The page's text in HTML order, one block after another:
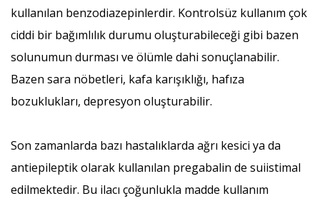
kullanılan benzodiazepinlerdir. Kontrolsüz kullanım çok
ciddi bir bağımlılık durumu oluşturabileceği gibi bazen
solunumun durması ve ölümle dahi sonuçlanabilir.
Bazen sara nöbetleri, kafa karışıklığı, hafıza
bozuklukları, depresyon oluşturabilir.
Son zamanlarda bazı hastalıklarda ağrı kesici ya da
antiepileptik olarak kullanılan pregabalin de suiistimal
edilmektedir. Bu ilacı çoğunlukla madde kullanım